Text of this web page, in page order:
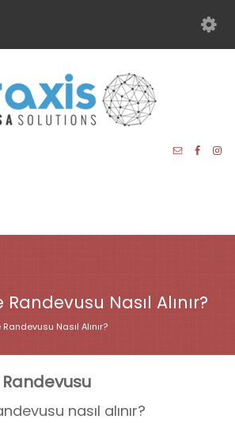
Nasıl Alınır?
Nasıl Alınır?
nasıl alınır?